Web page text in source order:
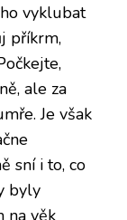
vyklubat
příkrm,
ale za
Je však
sní i to, co
byly
na věk